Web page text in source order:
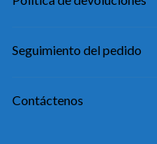
Seguimiento del pedido
Contáctenos